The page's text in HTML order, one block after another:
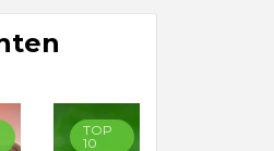
TOP
10